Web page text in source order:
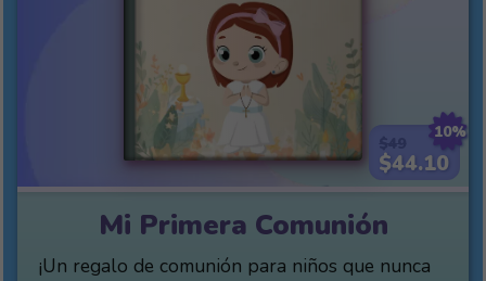
10%
$44.10
Mi Primera Comunión
¡Un regalo de comunión para niños que nunca